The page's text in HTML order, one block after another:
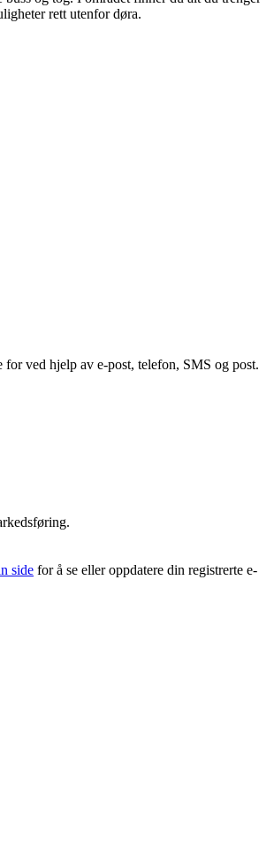
rett utenfor døra.
ved hjelp av e-post, telefon, SMS og post.
side for å se eller oppdatere din registrerte e-